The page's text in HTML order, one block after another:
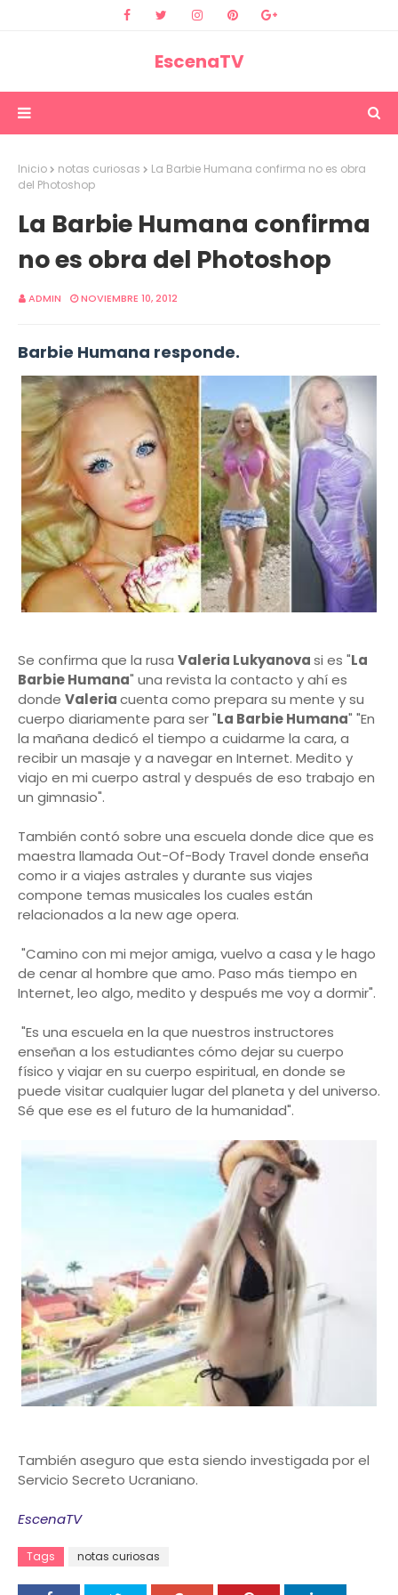
EscenaTV
Inicio notas curiosas
La Barbie Humana confirma no es obra
del Photoshop
La Barbie Humana confirma
no es obra del Photoshop
ADMIN NOVIEMBRE 10, 2012
Barbie Humana responde.
Se confirma que la rusa Valeria Lukyanovasi es "La
Barbie Humana" una revista la contacto y ahí es
donde Valeriacuenta como prepara su mente y su
cuerpo diariamente para ser "La Barbie Humana" "En
la mañana dedicó el tiempo a cuidarme la cara, a
recibir un masaje y a navegar en Internet. Medito y
viajo en mi cuerpo astral y después de eso trabajo en
un gimnasio".
También contó sobre una escuela donde dice que es
maestra llamada Out-Of-Body Travel donde enseña
como ir a viajes astrales y durante sus viajes
compone temas musicales los cuales están
relacionados a la new age opera.
"Camino con mi mejor amiga, vuelvo a casa y le hago
de cenar al hombre que amo. Paso más tiempo en
Internet, leo algo, medito y después me voy a dormir".
"Es una escuela en la que nuestros instructores
enseñan a los estudiantes cómo dejar su cuerpo
físico y viajar en su cuerpo espiritual, en donde se
puede visitar cualquier lugar del planeta y del universo.
Sé que ese es el futuro de la humanidad".
También aseguro que esta siendo investigada por el
Servicio Secreto Ucraniano.
EscenaTV
Tags notas curiosas